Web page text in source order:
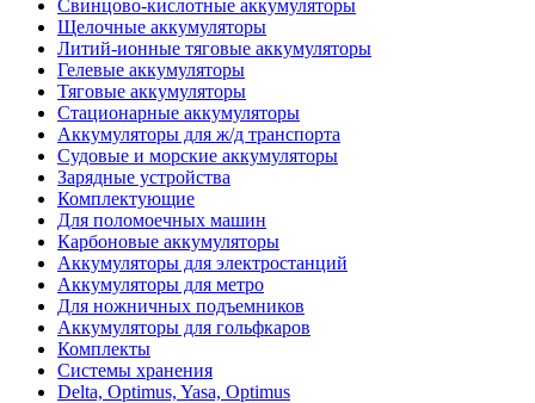
Свинцово-кислотные аккумуляторы
Щелочные аккумуляторы
Литий-ионные тяговые аккумуляторы
Гелевые аккумуляторы
Тяговые аккумуляторы
Стационарные аккумуляторы
Аккумуляторы для ж/д транспорта
Судовые и морские аккумуляторы
Зарядные устройства
Комплектующие
Для поломоечных машин
Карбоновые аккумуляторы
Аккумуляторы для электростанций
Аккумуляторы для метро
Для ножничных подъемников
Аккумуляторы для гольфкаров
Комплекты
Системы хранения
Delta, Optimus, Yasa, Optimus